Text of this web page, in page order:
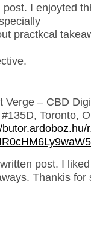
post. I enjoyted
practkcal
Verge – CBD
Toronto,
butor.ardoboz.hu/
post. I
Thankis for